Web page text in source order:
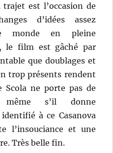
est l’occasion de
d’idées assez
monde en pleine
le film est gâché par
que doublages et
trop présents rendent
Scola ne porte pas de
même s’il donne
à ce Casanova
l’insouciance et une
Très belle fin.